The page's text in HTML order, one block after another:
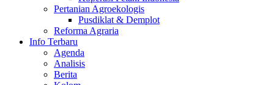
Pertanian Agroekologis
Pusdiklat & Demplot
Reforma Agraria
Info Terbaru
Agenda
Analisis
Berita